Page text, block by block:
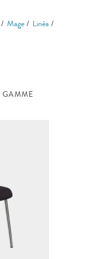
/ Mage / Linéa /
GAMME